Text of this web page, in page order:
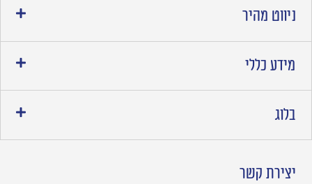
ניווט מהיר
מידע כללי
בלוג
יצירת קשר